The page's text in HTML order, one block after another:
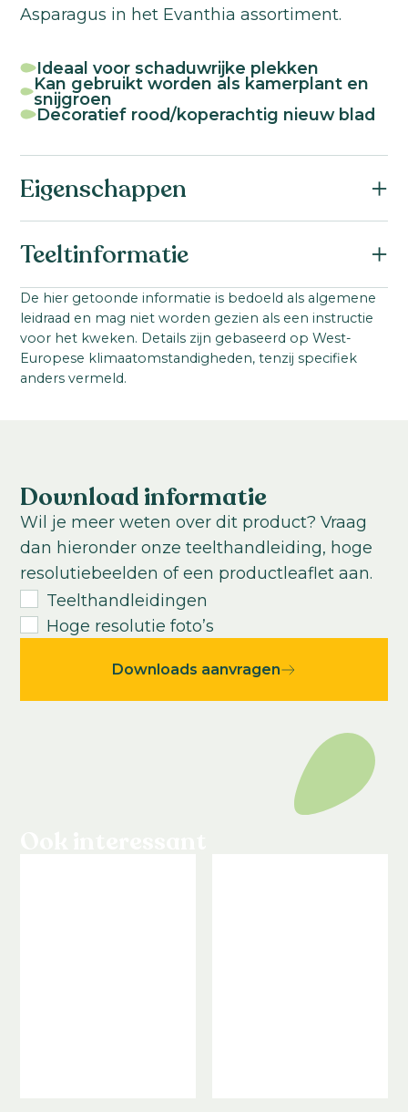
Asparagus in het Evanthia assortiment.
Ideaal voor schaduwrijke plekken
Kan gebruikt worden als kamerplant en
snijgroen
Decoratief rood/koperachtig nieuw blad
Eigenschappen
Asparagus densiflorus
Familie:
Asparagaceae
Productgroep:
Asparagus
Productgroep:
Teeltinformatie
Startmateriaal:
Zaad Jonge plant uit zaad
Ideale teelttemperatuur:
18-20°C
USDA Hardiness zone:
9-11
Gemiddeld aantal zaden per kilo:
15000
De hier getoonde informatie is bedoeld als algemene
leidraad en mag niet worden gezien als een instructie
voor het kweken. Details zijn gebaseerd op West-
Europese klimaatomstandigheden, tenzij specifiek
anders vermeld.
Download informatie
Wil je meer weten over dit product? Vraag
dan hieronder onze teelthandleiding, hoge
resolutiebeelden of een productleaflet aan.
Teelthandleidingen
Hoge resolutie foto’s
Downloads aanvragen